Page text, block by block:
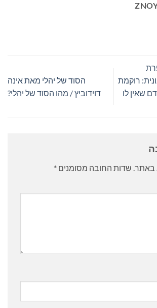
רוקמת
שאין לו
הסוד של יהלי מאת אינה
דוידוביץ / מהו הסוד של יהלי?
באתר. שדות החובה מסומנים *